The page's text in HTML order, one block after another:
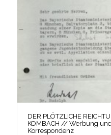
DER PLÖTZLICHE
KOMBACH // Werbung
Korrespondenz